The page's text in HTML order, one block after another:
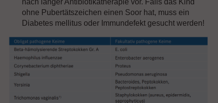
ohne Pubertätszeichen einen Soor hat, muss ein
Diabetes mellitus oder Immundefekt gesucht werden!